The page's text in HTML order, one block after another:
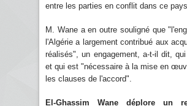
entre les parties en conflit dans ce pays.
M. Wane a en outre souligné que
l'Algérie a largement contribué aux
réalisés", un engagement, a-t-il dit,
et qui est "nécessaire à la mise en
les clauses de l'accord".
El-Ghassim Wane déplore un